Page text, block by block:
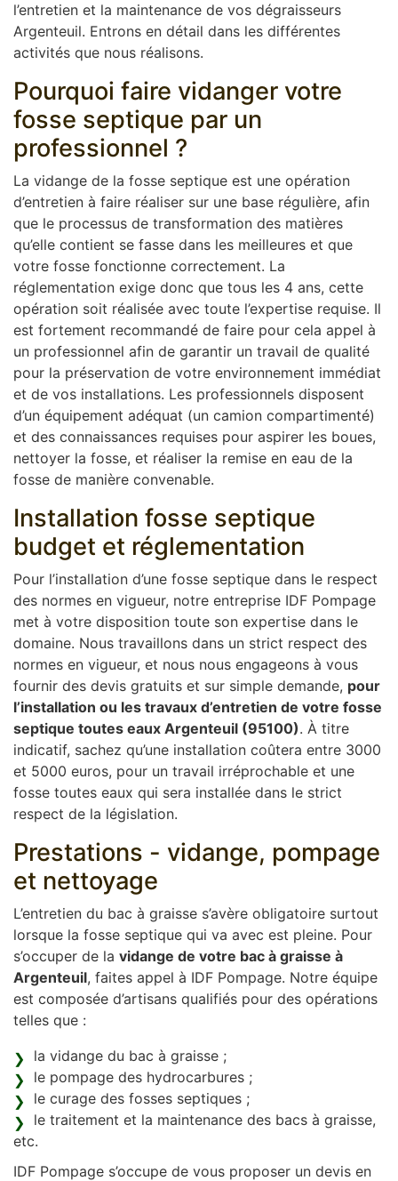
l’entretien et la maintenance de vos dégraisseurs
Argenteuil. Entrons en détail dans les différentes
activités que nous réalisons.
Pourquoi faire vidanger votre
fosse septique par un
professionnel ?
La vidange de la fosse septique est une opération
d’entretien à faire réaliser sur une base régulière, afin
que le processus de transformation des matières
qu’elle contient se fasse dans les meilleures et que
votre fosse fonctionne correctement. La
réglementation exige donc que tous les 4 ans, cette
opération soit réalisée avec toute l’expertise requise. Il
est fortement recommandé de faire pour cela appel à
un professionnel afin de garantir un travail de qualité
pour la préservation de votre environnement immédiat
et de vos installations. Les professionnels disposent
d’un équipement adéquat (un camion compartimenté)
et des connaissances requises pour aspirer les boues,
nettoyer la fosse, et réaliser la remise en eau de la
fosse de manière convenable.
Installation fosse septique
budget et réglementation
Pour l’installation d’une fosse septique dans le respect
des normes en vigueur, notre entreprise IDF Pompage
met à votre disposition toute son expertise dans le
domaine. Nous travaillons dans un strict respect des
normes en vigueur, et nous nous engageons à vous
fournir des devis gratuits et sur simple demande, pour
l’installation ou les travaux d’entretien de votre fosse
septique toutes eaux Argenteuil (95100). À titre
indicatif, sachez qu’une installation coûtera entre 3000
et 5000 euros, pour un travail irréprochable et une
fosse toutes eaux qui sera installée dans le strict
respect de la législation.
Prestations - vidange, pompage
et nettoyage
L’entretien du bac à graisse s’avère obligatoire surtout
lorsque la fosse septique qui va avec est pleine. Pour
s’occuper de la vidange de votre bac à graisse à
Argenteuil, faites appel à IDF Pompage. Notre équipe
est composée d’artisans qualifiés pour des opérations
telles que :
la vidange du bac à graisse ;
le pompage des hydrocarbures ;
le curage des fosses septiques ;
le traitement et la maintenance des bacs à graisse,
etc.
IDF Pompage s’occupe de vous proposer un devis en